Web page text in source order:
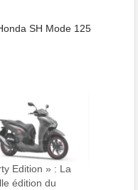
SH Mode 125
Edition » : La
édition du